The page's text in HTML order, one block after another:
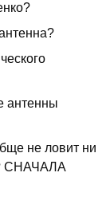
антенны
не ловит ни
СНАЧАЛА